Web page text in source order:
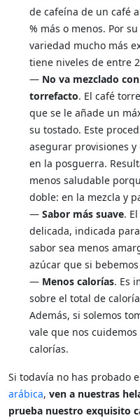
de cafeína de un café
% más o menos. Por
variedad mucho más
tiene niveles de entre
— No va mezclado
torrefacto. El café
que se le añade un
su tostado. Este
asegurar provisiones
en la posguerra.
menos saludable
doble: en la mezcla y
— Sabor más suave.
delicada, indicada
sabor sea menos
azúcar que si
— Menos calorías. Es
sobre el total de
Además, si solemos
vale que nos
calorías.
Si todavía no has probado
arábica, ven a nuestras
prueba nuestro exquisito